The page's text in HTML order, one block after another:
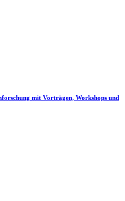
mit Vorträgen, Workshops und